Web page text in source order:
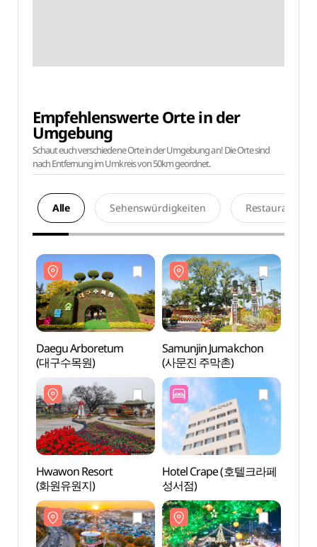
Empfehlenswerte Orte in der
Umgebung
Schaut euch verschiedene Orte in der Umgebung an! Die Orte sind
nach Entfernung im Umkreis von 50km geordnet.
Alle Sehenswürdigkeiten Restaurants
Daegu Arboretum
(대구수목원)
Samunjin Jumakchon
(사문진 주막촌)
Hwawon Resort
(화원유원지)
Hotel Crape (호텔크라페
성서점)